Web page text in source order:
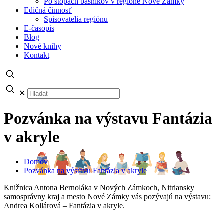
Edičná činnosť
Spisovatelia regiónu
E-časopis
Blog
Nové knihy
Kontakt
✕
Pozvánka na výstavu Fantázia
v akryle
Domov
Pozvánka na výstavu Fantázia v akryle
Knižnica Antona Bernoláka v Nových Zámkoch, Nitriansky
samosprávny kraj a mesto Nové Zámky vás pozývajú na výstavu:
Andrea Kollárová – Fantázia v akryle.